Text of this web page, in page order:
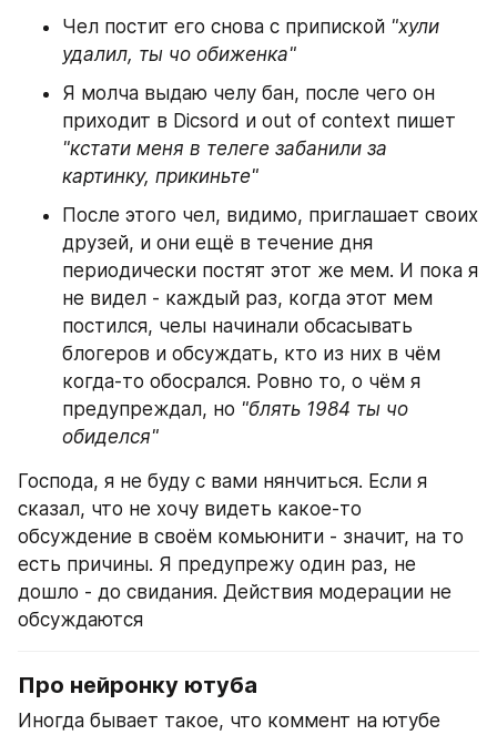
Чел постит его снова с припиской "хули
удалил, ты чо обиженка"
Я молча выдаю челу бан, после чего он
"кстати меня в телеге забанили за
картинку, прикиньте"
После этого чел, видимо, приглашает своих
друзей, и они ещё в течение дня
периодически постят этот же мем. И пока я
не видел - каждый раз, когда этот мем
постился, челы начинали обсасывать
блогеров и обсуждать, кто из них в чём
когда-то обосрался. Ровно то, о чём я
предупреждал, но "блять 1984 ты чо
обиделся"
Господа, я не буду с вами нянчиться. Если я
сказал, что не хочу видеть какое-то
обсуждение в своём комьюнити - значит, на то
есть причины. Я предупрежу один раз, не
дошло - до свидания. Действия модерации не
обсуждаются
Про нейронку ютуба
Иногда бывает такое, что коммент на ютубе